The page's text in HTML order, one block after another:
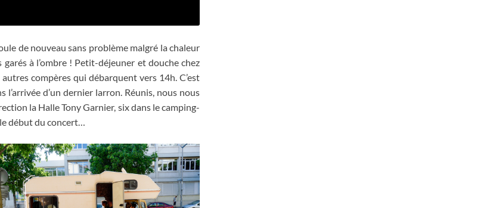
de nouveau sans problème malgré la chaleur
à l’ombre! Petit-déjeuner et douche chez
compères qui débarquent vers 14h. C’est
l’arrivée d’un dernier larron. Réunis, nous nous
la Halle Tony Garnier, six dans le camping-
le début du concert…